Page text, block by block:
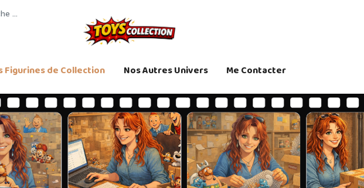
Figurines de Collection Nos Autres Univers Me Contacter